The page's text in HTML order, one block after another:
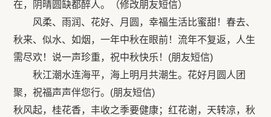
在，阴晴圆缺都醉人。（修改朋友短信）
风柔、雨润、花好、月圆，幸福生活比蜜甜！春去、
秋来、似水、如烟，一年中秋在眼前！流年不复返，人生
需尽欢！说一声珍重，祝中秋快乐！(朋友短信)
秋江潮水连海平，海上明月共潮生。花好月圆人团
聚，祝福声声伴您行。(朋友短信)
秋风起，桂花香，丰收之季要健康；红花谢，天转凉，秋